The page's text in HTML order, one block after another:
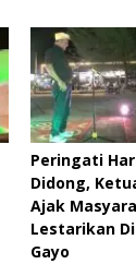
Peringati
Didong,
Ajak
Lestarikan
Gayo